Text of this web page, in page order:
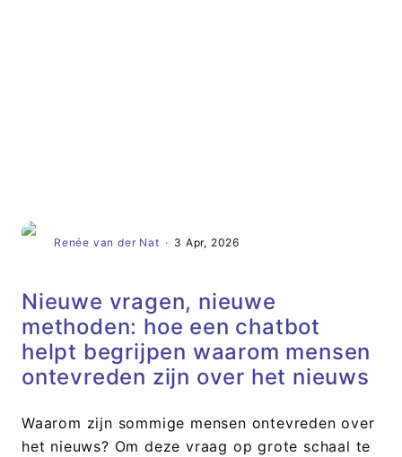
Renée van der Nat · 3 Apr, 2026
Nieuwe vragen, nieuwe
methoden: hoe een chatbot
helpt begrijpen waarom mensen
ontevreden zijn over het nieuws
Waarom zijn sommige mensen ontevreden over
het nieuws? Om deze vraag op grote schaal te